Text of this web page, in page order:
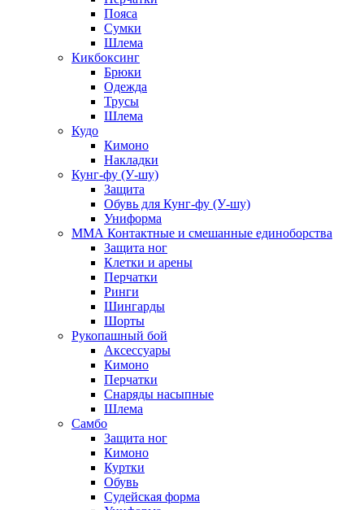
Пояса
Сумки
Шлема
Кикбоксинг
Брюки
Одежда
Трусы
Шлема
Кудо
Кимоно
Накладки
Кунг-фу (У-шу)
Защита
Обувь для Кунг-фу (У-шу)
Униформа
ММА Контактные и смешанные единоборства
Защита ног
Клетки и арены
Перчатки
Ринги
Шингарды
Шорты
Рукопашный бой
Аксессуары
Кимоно
Перчатки
Снаряды насыпные
Шлема
Самбо
Защита ног
Кимоно
Куртки
Обувь
Судейская форма